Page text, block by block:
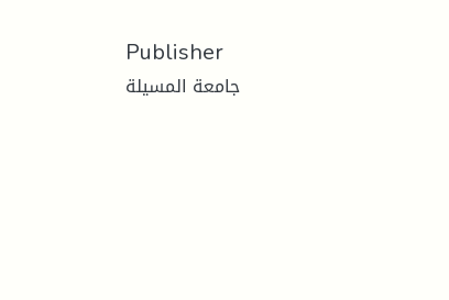
Publisher
جامعة المسيلة